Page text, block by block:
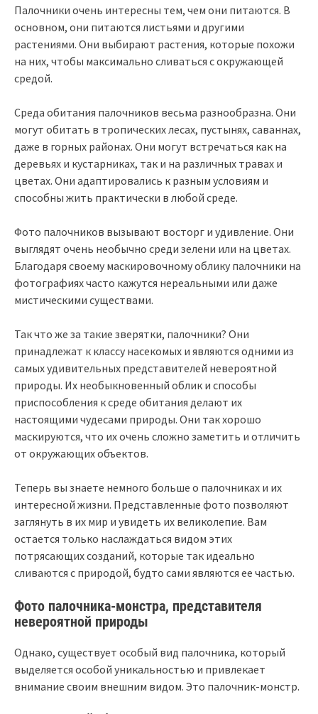
Палочники очень интересны тем, чем они питаются. В
основном, они питаются листьями и другими
растениями. Они выбирают растения, которые похожи
на них, чтобы максимально сливаться с окружающей
средой.
Среда обитания палочников весьма разнообразна. Они
могут обитать в тропических лесах, пустынях, саваннах,
даже в горных районах. Они могут встречаться как на
деревьях и кустарниках, так и на различных травах и
цветах. Они адаптировались к разным условиям и
способны жить практически в любой среде.
Фото палочников вызывают восторг и удивление. Они
выглядят очень необычно среди зелени или на цветах.
Благодаря своему маскировочному облику палочники на
фотографиях часто кажутся нереальными или даже
мистическими существами.
Так что же за такие зверятки, палочники? Они
принадлежат к классу насекомых и являются одними из
самых удивительных представителей невероятной
природы. Их необыкновенный облик и способы
приспособления к среде обитания делают их
настоящими чудесами природы. Они так хорошо
маскируются, что их очень сложно заметить и отличить
от окружающих объектов.
Теперь вы знаете немного больше о палочниках и их
интересной жизни. Представленные фото позволяют
заглянуть в их мир и увидеть их великолепие. Вам
остается только наслаждаться видом этих
потрясающих созданий, которые так идеально
сливаются с природой, будто сами являются ее частью.
Фото палочника-монстра, представителя
невероятной природы
Однако, существует особый вид палочника, который
выделяется особой уникальностью и привлекает
внимание своим внешним видом. Это палочник-монстр.